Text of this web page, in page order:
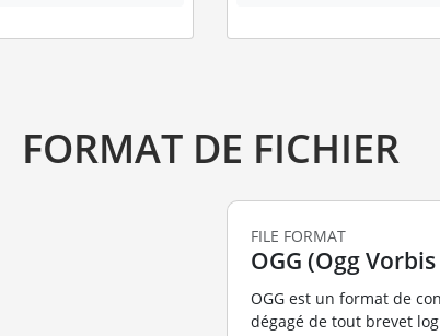
FORMAT DE FICHIER
FILE FORMAT
OGG (Ogg
OGG est un format de
dégagé de tout brevet